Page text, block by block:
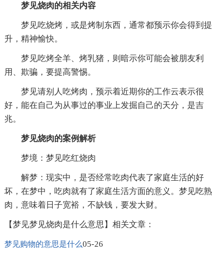
梦见烧肉的相关内容
梦见吃烧烤，或是烤制东西，通常都预示你会得到提
升，精神愉快。
梦见吃烤全羊、烤乳猪，则暗示你可能会被朋友利
用、欺骗，要提高警惕。
梦见请别人吃烤肉，预示着近期你的工作云表示很
好，能在自己为从事过的事业上发掘自己的天分，是吉
兆。
梦见烧肉的案例解析
梦境：梦见吃红烧肉
解梦：现实中，是否经常吃肉代表了家庭生活的好
坏，在梦中，吃肉就有了家庭生活方面的意义。梦见吃熟
肉，意味着日子宽裕，不缺钱，要发大财。
【梦见梦见烧肉是什么意思】相关文章：
梦见购物的意思是什么05-26